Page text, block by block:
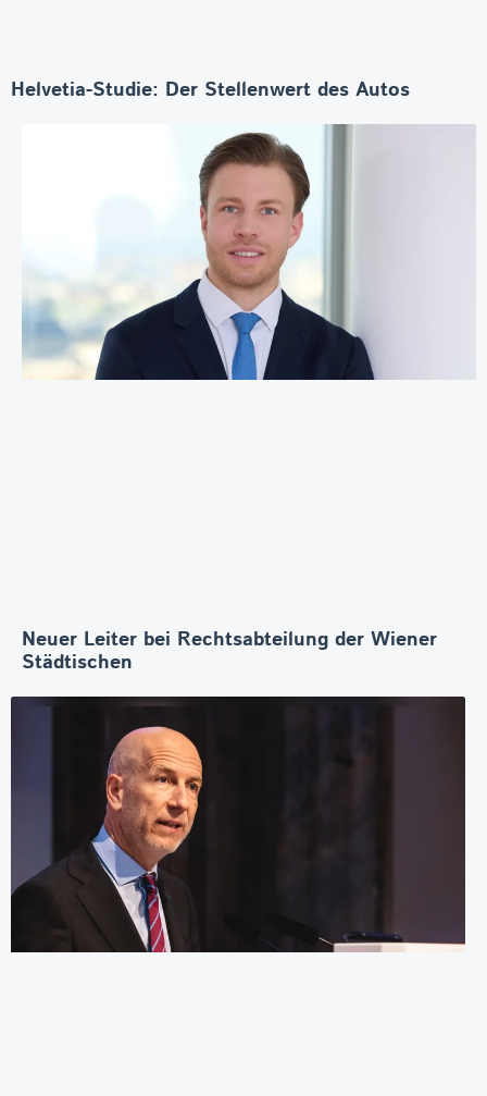
Helvetia-Studie: Der Stellenwert des Autos
Neuer Leiter bei Rechtsabteilung der Wiener
Städtischen